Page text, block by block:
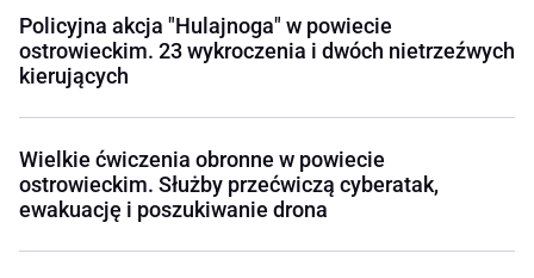
Policyjna akcja "Hulajnoga" w powiecie
ostrowieckim. 23 wykroczenia i dwóch nietrzeźwych
kierujących
Wielkie ćwiczenia obronne w powiecie
ostrowieckim. Służby przećwiczą cyberatak,
ewakuację i poszukiwanie drona